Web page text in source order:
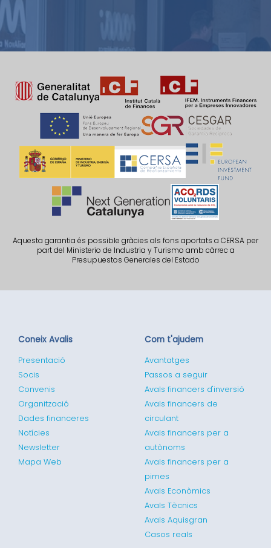
Aquesta garantia és possible gràcies als fons aportats a CERSA per
part del Ministerio de Industria y Turismo amb càrrec a
Presupuestos Generales del Estado
Coneix Avalis
Presentació
Socis
Convenis
Organització
Dades financeres
Notícies
Newsletter
Mapa Web
Com t'ajudem
Avantatges
Passos a seguir
Avals financers d'inversió
Avals financers de
circulant
Avals financers per a
autònoms
Avals financers per a
pimes
Avals Econòmics
Avals Tècnics
Avals Aquisgran
Casos reals